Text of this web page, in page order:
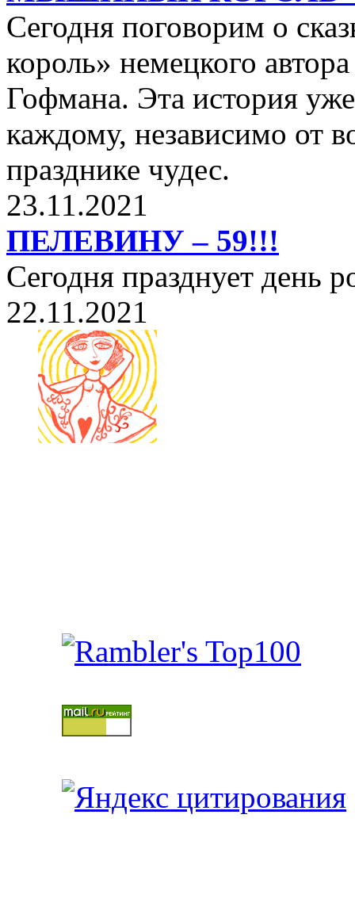
Сегодня поговорим о
король» немецкого
Гофмана. Эта история
каждому, независимо от
празднике чудес.
23.11.2021
ПЕЛЕВИНУ – 59!!!
Сегодня празднует день
22.11.2021